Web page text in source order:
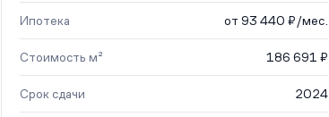
Ипотека от 93 440 ₽/мес.
Стоимость м² 186 691 ₽
Срок сдачи 2024